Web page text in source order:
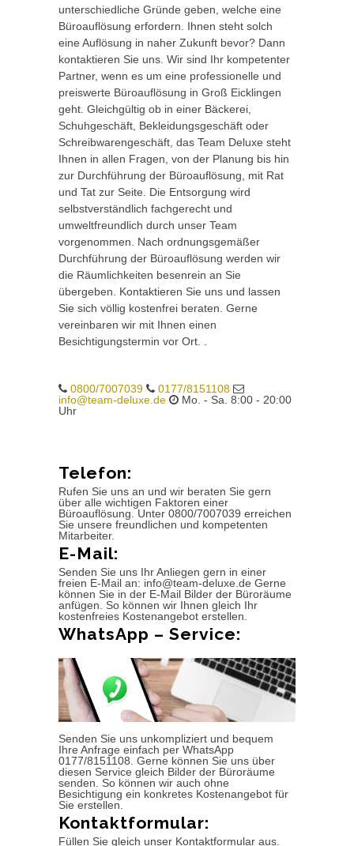
unterschiedliche Gründe geben, welche eine
Büroauflösung erfordern. Ihnen steht solch
eine Auflösung in naher Zukunft bevor? Dann
kontaktieren Sie uns. Wir sind Ihr kompetenter
Partner, wenn es um eine professionelle und
preiswerte Büroauflösung in Groß Eicklingen
geht. Gleichgültig ob in einer Bäckerei,
Schuhgeschäft, Bekleidungsgeschäft oder
Schreibwarengeschäft, das Team Deluxe steht
Ihnen in allen Fragen, von der Planung bis hin
zur Durchführung der Büroauflösung, mit Rat
und Tat zur Seite. Die Entsorgung wird
selbstverständlich fachgerecht und
umweltfreundlich durch unser Team
vorgenommen. Nach ordnungsgemäßer
Durchführung der Büroauflösung werden wir
die Räumlichkeiten besenrein an Sie
übergeben. Kontaktieren Sie uns und lassen
Sie sich völlig kostenfrei beraten. Gerne
vereinbaren wir mit Ihnen einen
Besichtigungstermin vor Ort. .
0800/7007039
0177/8151108
info@team-deluxe.de
Mo. - Sa. 8:00 - 20:00
Uhr
Telefon:
Rufen Sie uns an und wir beraten Sie gern
über alle wichtigen Faktoren einer
Büroauflösung. Unter 0800/7007039 erreichen
Sie unsere freundlichen und kompetenten
Mitarbeiter.
E-Mail:
Senden Sie uns Ihr Anliegen gern in einer
freien E-Mail an: info@team-deluxe.de Gerne
können Sie in der E-Mail Bilder der Büroräume
anfügen. So können wir Ihnen gleich Ihr
kostenfreies Kostenangebot erstellen.
WhatsApp – Service:
Senden Sie uns unkompliziert und bequem
Ihre Anfrage einfach per WhatsApp
0177/8151108. Gerne können Sie uns über
diesen Service gleich Bilder der Büroräume
senden. So können wir auch ohne
Besichtigung ein konkretes Kostenangebot für
Sie erstellen.
Kontaktformular:
Füllen Sie gleich unser Kontaktformular aus.